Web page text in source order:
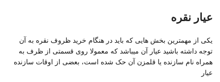
عیار نقره
یکی از مهمترین بخش هایی که باید در هنگام خرید ظروف نقره به آن
توجه داشته باشید عیار آن میباشد که معمولا روی قسمتی از ظرف به
همراه نام سازنده یا قلمزن آن حک شده است، بعضی از اوقات سازنده
عیار